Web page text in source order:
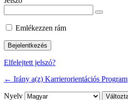
Emlékezzen rám
Elfelejtett jelszó?
← Irány a(z) Karrierorientációs Program
Nyelv